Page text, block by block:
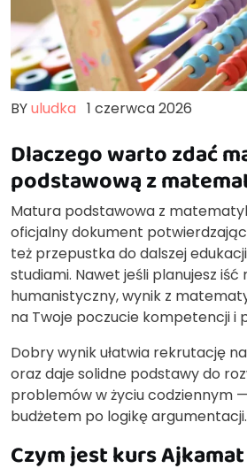
BYuludka 1 czerwca 2026
Dlaczego warto zdać
podstawową z
Matura podstawowa z
oficjalny dokument
też przepustka do dalszej
studiami. Nawet jeśli planujesz iść
humanistyczny, wynik z
na Twoje poczucie kompetencji i
Dobry wynik ułatwia rekrutację
oraz daje solidne podstawy do
problemów w życiu codziennym
budżetem po logikę argumentacji.
Czym jest kurs Ajkamat